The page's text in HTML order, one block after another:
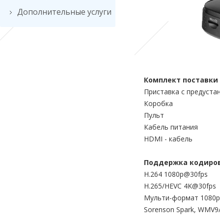
Дополнительные услуги
Комплект поставки
Приставка с
Коробка
Пульт
Кабель питания
HDMI - кабель
Поддержка
H.264 1080p@30fps
H.265/HEVC 4K@30fps
Мульти-формат
Sorenson Spark,